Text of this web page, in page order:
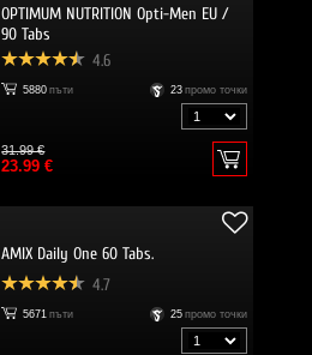
OPTIMUM NUTRITION Opti-Men EU /
90 Tabs
4.6
5880 пъти 23 промо точки
31.99 €
23.99 €
AMIX Daily One 60 Tabs.
4.7
5671 пъти 25 промо точки